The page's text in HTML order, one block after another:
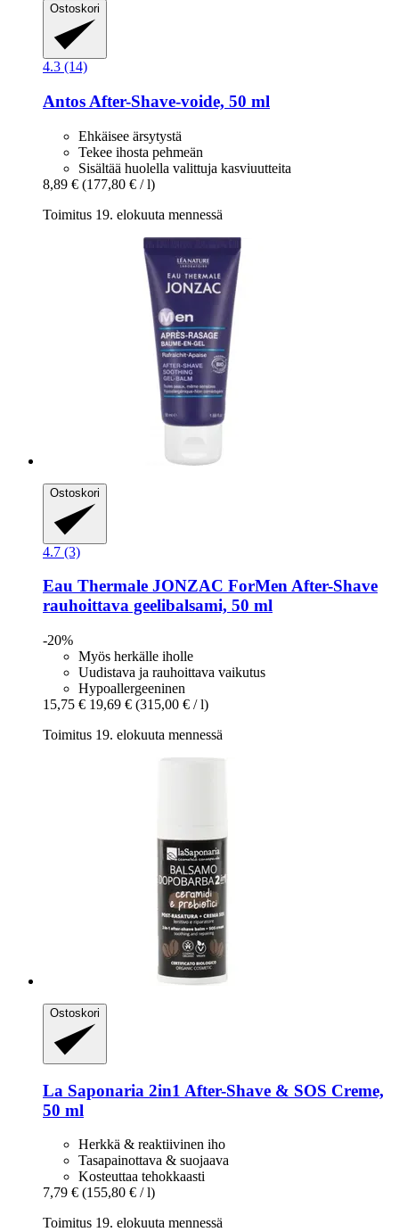
Ostoskori
4.3 (14)
Antos After-​Shave-​voide, 50 ml
Ehkäisee ärsytystä
Tekee ihosta pehmeän
Sisältää huolella valittuja kasviuutteita
8,89 € (177,80 € / l)
Toimitus 19. elokuuta mennessä
Ostoskori
4.7 (3)
Eau Thermale JONZAC ForMen After-​Shave
rauhoittava geelibalsami, 50 ml
-20%
Myös herkälle iholle
Uudistava ja rauhoittava vaikutus
Hypoallergeeninen
15,75 € 19,69 € (315,00 € / l)
Toimitus 19. elokuuta mennessä
Ostoskori
La Saponaria 2in1 After-​Shave & SOS Creme,
50 ml
Herkkä & reaktiivinen iho
Tasapainottava & suojaava
Kosteuttaa tehokkaasti
7,79 € (155,80 € / l)
Toimitus 19. elokuuta mennessä